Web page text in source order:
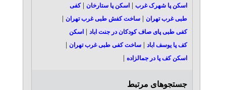
اسکن پا شهرک غرب |اسکن پا ستارخان |کفی
طبی غرب تهران |ساخت کفش طبی غرب تهران
کفی طبی پای صاف کودکان در جنت اباد |اسکن
کف پا یوسف اباد |ساخت کفی طبی غرب تهران
اسکن کف پا در جمالزاده
جستجوهای مرتبط